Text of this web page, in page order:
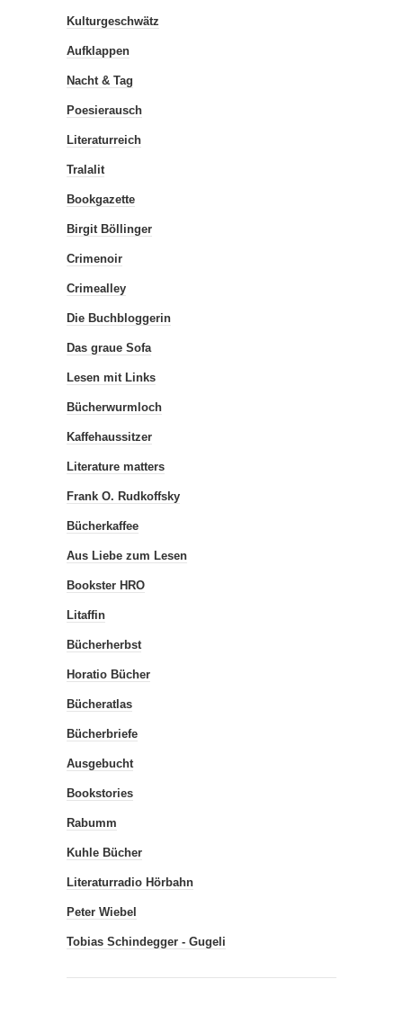
Kulturgeschwätz
Aufklappen
Nacht & Tag
Poesierausch
Literaturreich
Tralalit
Bookgazette
Birgit Böllinger
Crimenoir
Crimealley
Die Buchbloggerin
Das graue Sofa
Lesen mit Links
Bücherwurmloch
Kaffehaussitzer
Literature matters
Frank O. Rudkoffsky
Bücherkaffee
Aus Liebe zum Lesen
Bookster HRO
Litaffin
Bücherherbst
Horatio Bücher
Bücheratlas
Bücherbriefe
Ausgebucht
Bookstories
Rabumm
Kuhle Bücher
Literaturradio Hörbahn
Peter Wiebel
Tobias Schindegger - Gugeli